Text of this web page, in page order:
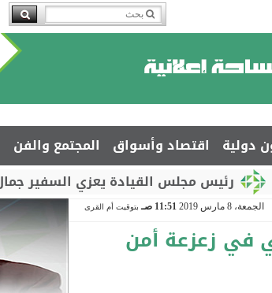
دولية اقتصاد وأسواق المجتمع والفن
القيادة يعزي السفير جمال السلال
الجمعة، 8 مارس 2019 11:51 صـ بتوقيت أم القرى
في زعزعة أمن